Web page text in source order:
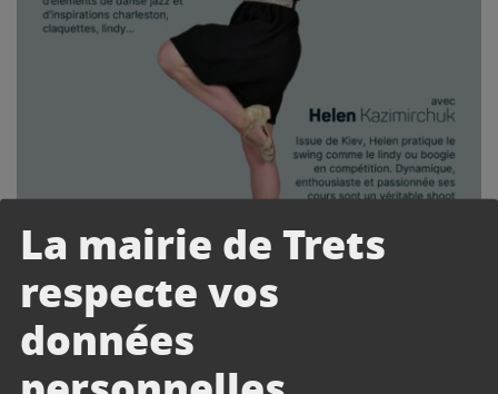
La mairie de Trets
respecte vos
données